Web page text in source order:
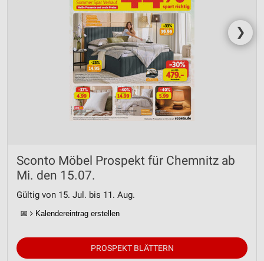
❯
Sconto Möbel Prospekt für Chemnitz ab
Mi. den 15.07.
Gültig von 15. Jul. bis 11. Aug.
📅 Kalendereintrag erstellen
PROSPEKT BLÄTTERN